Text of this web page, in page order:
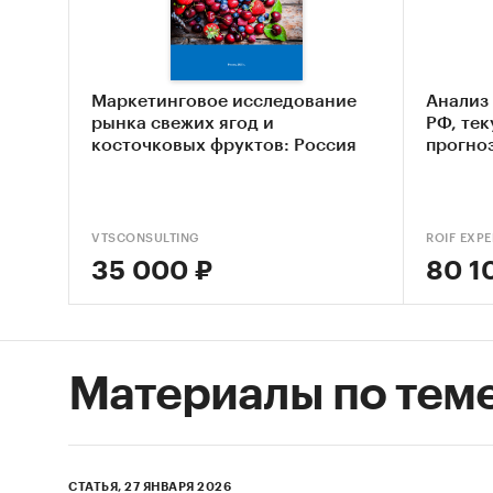
-
в 2024
2. По
-
Маркетинговое исследование
рынка свежих ягод и
косточковых фруктов: Россия
VTSCONSULTING
35 000 ₽
РФ,
ROIF
80
Материалы по
СТАТЬЯ, 27 ЯНВАРЯ 2026